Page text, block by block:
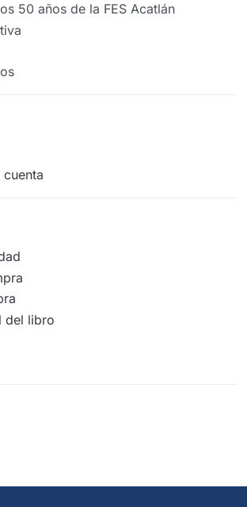
50 años de la FES Acatlán
cuenta
del libro